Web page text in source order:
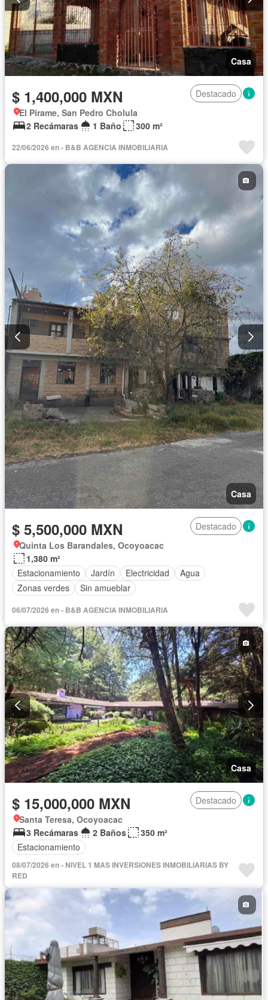
Casa
$ 1,400,000 MXN
Destacado
El Pírame, San Pedro Cholula
2 Recámaras
1 Baño 300 m²
22/06/2026 en - B&B AGENCIA INMOBILIARIA
Casa
$ 5,500,000 MXN
Destacado
Quinta Los Barandales, Ocoyoacac
1,380 m²
Estacionamiento
Jardín Electricidad
Agua
Zonas verdes
Sin amueblar
06/07/2026 en - B&B AGENCIA INMOBILIARIA
Casa
$ 15,000,000 MXN
Destacado
Santa Teresa, Ocoyoacac
3 Recámaras
2 Baños
350 m²
Estacionamiento
08/07/2026 en - NIVEL 1 MAS INVERSIONES INMOBILIARIAS BY
RED